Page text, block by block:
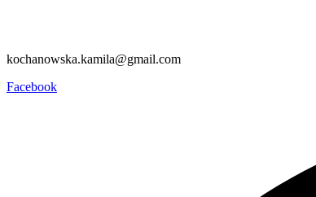
kochanowska.kamila@gmail.com
Facebook